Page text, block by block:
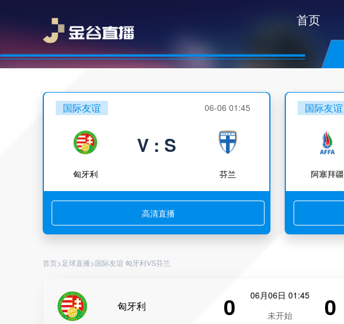
首页
国际友谊 06-06 01:45
匈牙利
V : S
芬兰
高清直播
国际友谊
阿塞拜疆
首页> 足球直播>国际友谊 匈牙利VS芬兰
匈牙利 0
06月06日 01:45
未开始
0